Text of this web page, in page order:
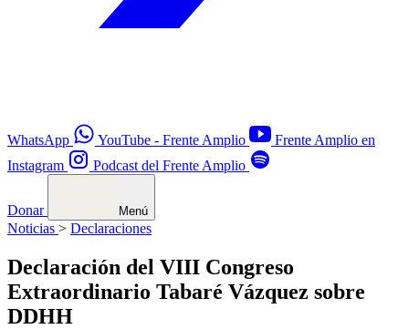
WhatsApp YouTube - Frente Amplio
Frente Amplio en
Instagram
Podcast del Frente Amplio
Donar Menú
Noticias > Declaraciones
Declaración del VIII Congreso
Extraordinario Tabaré Vázquez sobre
DDHH